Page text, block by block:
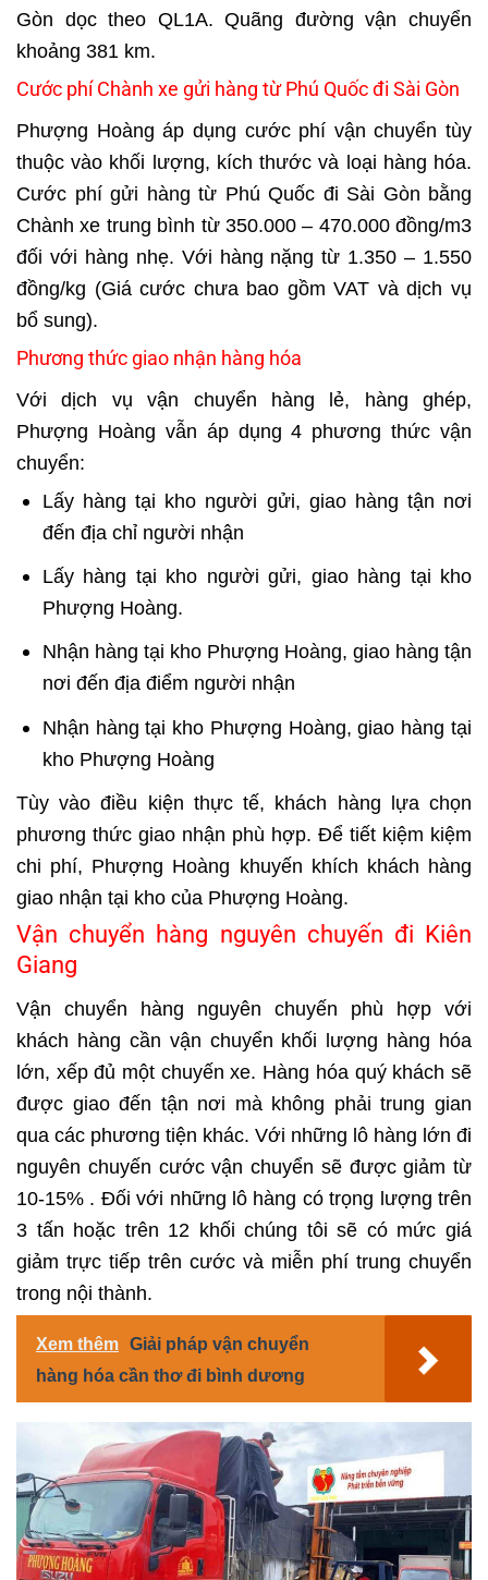
Gòn dọc theo QL1A. Quãng đường vận chuyển
khoảng 381 km.
Cước phí Chành xe gửi hàng từ Phú Quốc đi Sài Gòn
Phượng Hoàng áp dụng cước phí vận chuyển tùy
thuộc vào khối lượng, kích thước và loại hàng hóa.
Cước phí gửi hàng từ Phú Quốc đi Sài Gòn bằng
Chành xe trung bình từ 350.000 – 470.000 đồng/m3
đối với hàng nhẹ. Với hàng nặng từ 1.350 – 1.550
đồng/kg (Giá cước chưa bao gồm VAT và dịch vụ
bổ sung).
Phương thức giao nhận hàng hóa
Với dịch vụ vận chuyển hàng lẻ, hàng ghép,
Phượng Hoàng vẫn áp dụng 4 phương thức vận
chuyển:
Lấy hàng tại kho người gửi, giao hàng tận nơi
đến địa chỉ người nhận
Lấy hàng tại kho người gửi, giao hàng tại kho
Phượng Hoàng.
Nhận hàng tại kho Phượng Hoàng, giao hàng tận
nơi đến địa điểm người nhận
Nhận hàng tại kho Phượng Hoàng, giao hàng tại
kho Phượng Hoàng
Tùy vào điều kiện thực tế, khách hàng lựa chọn
phương thức giao nhận phù hợp. Để tiết kiệm kiệm
chi phí, Phượng Hoàng khuyến khích khách hàng
giao nhận tại kho của Phượng Hoàng.
Vận chuyển hàng nguyên chuyến đi Kiên
Giang
Vận chuyển hàng nguyên chuyến phù hợp với
khách hàng cần vận chuyển khối lượng hàng hóa
lớn, xếp đủ một chuyến xe. Hàng hóa quý khách sẽ
được giao đến tận nơi mà không phải trung gian
qua các phương tiện khác. Với những lô hàng lớn đi
nguyên chuyến cước vận chuyển sẽ được giảm từ
10-15% . Đối với những lô hàng có trọng lượng trên
3 tấn hoặc trên 12 khối chúng tôi sẽ có mức giá
giảm trực tiếp trên cước và miễn phí trung chuyển
trong nội thành.
Xem thêm Giải pháp vận chuyển
hàng hóa cần thơ đi bình dương